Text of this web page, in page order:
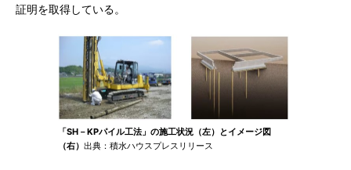
証明を取得している。
「SH－KPパイル工法」の施工状況（左）とイメージ図
（右） 出典：積水ハウスプレスリリース